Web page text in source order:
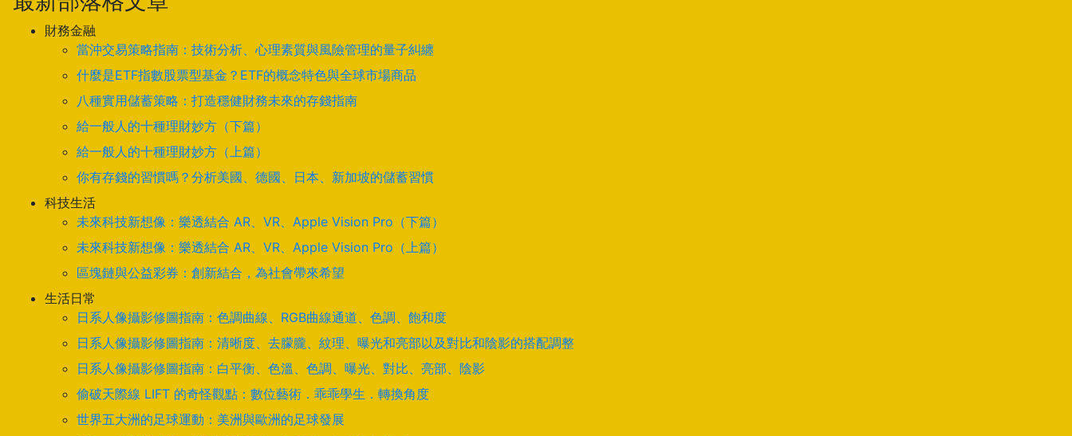
財務金融
當沖交易策略指南：技術分析、心理素質與風險管理的量子糾纏
什麼是ETF指數股票型基金？ETF的概念特色與全球市場商品
八種實用儲蓄策略：打造穩健財務未來的存錢指南
給一般人的十種理財妙方（下篇）
給一般人的十種理財妙方（上篇）
你有存錢的習慣嗎？分析美國、德國、日本、新加坡的儲蓄習慣
科技生活
未來科技新想像：樂透結合 AR、VR、Apple Vision Pro（下篇）
未來科技新想像：樂透結合 AR、VR、Apple Vision Pro（上篇）
區塊鏈與公益彩券：創新結合，為社會帶來希望
生活日常
日系人像攝影修圖指南：色調曲線、RGB曲線通道、色調、飽和度
日系人像攝影修圖指南：清晰度、去朦朧、紋理、曝光和亮部以及對比和陰影的搭配調整
日系人像攝影修圖指南：白平衡、色溫、色調、曝光、對比、亮部、陰影
偷破天際線 LIFT 的奇怪觀點：數位藝術．乖乖學生．轉換角度
世界五大洲的足球運動：美洲與歐洲的足球發展